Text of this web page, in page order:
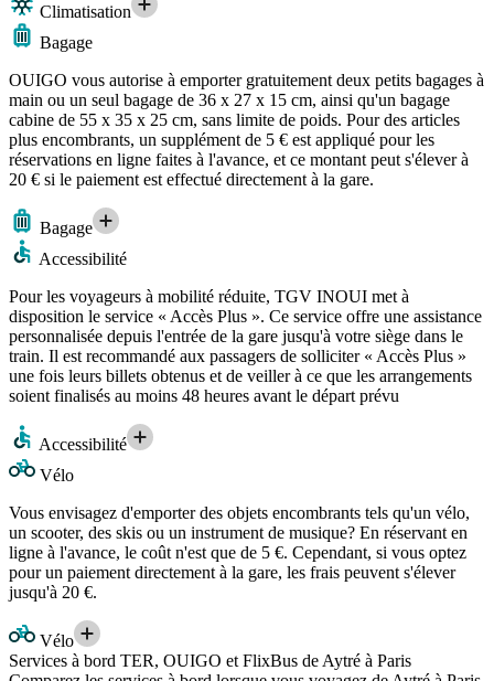
Climatisation
Bagage
OUIGO vous autorise à emporter gratuitement deux petits bagages à
main ou un seul bagage de 36 x 27 x 15 cm, ainsi qu'un bagage
cabine de 55 x 35 x 25 cm, sans limite de poids. Pour des articles
plus encombrants, un supplément de 5 € est appliqué pour les
réservations en ligne faites à l'avance, et ce montant peut s'élever à
20 € si le paiement est effectué directement à la gare.
Bagage
Accessibilité
Pour les voyageurs à mobilité réduite, TGV INOUI met à
disposition le service « Accès Plus ». Ce service offre une assistance
personnalisée depuis l'entrée de la gare jusqu'à votre siège dans le
train. Il est recommandé aux passagers de solliciter « Accès Plus »
une fois leurs billets obtenus et de veiller à ce que les arrangements
soient finalisés au moins 48 heures avant le départ prévu
Accessibilité
Vélo
Vous envisagez d'emporter des objets encombrants tels qu'un vélo,
un scooter, des skis ou un instrument de musique? En réservant en
ligne à l'avance, le coût n'est que de 5 €. Cependant, si vous optez
pour un paiement directement à la gare, les frais peuvent s'élever
jusqu'à 20 €.
Vélo
Services à bord TER, OUIGO et FlixBus de Aytré à Paris